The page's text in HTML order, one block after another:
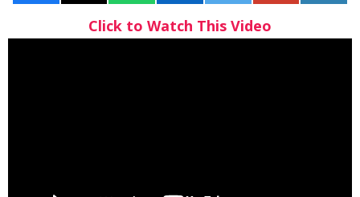
Click to Watch This Video